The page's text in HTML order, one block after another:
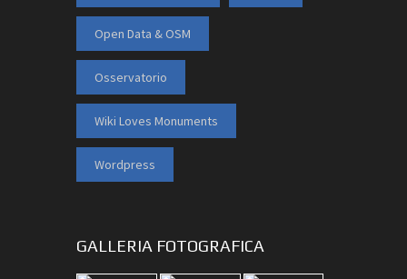
Open Data & OSM
Osservatorio
Wiki Loves Monuments
Wordpress
GALLERIA FOTOGRAFICA